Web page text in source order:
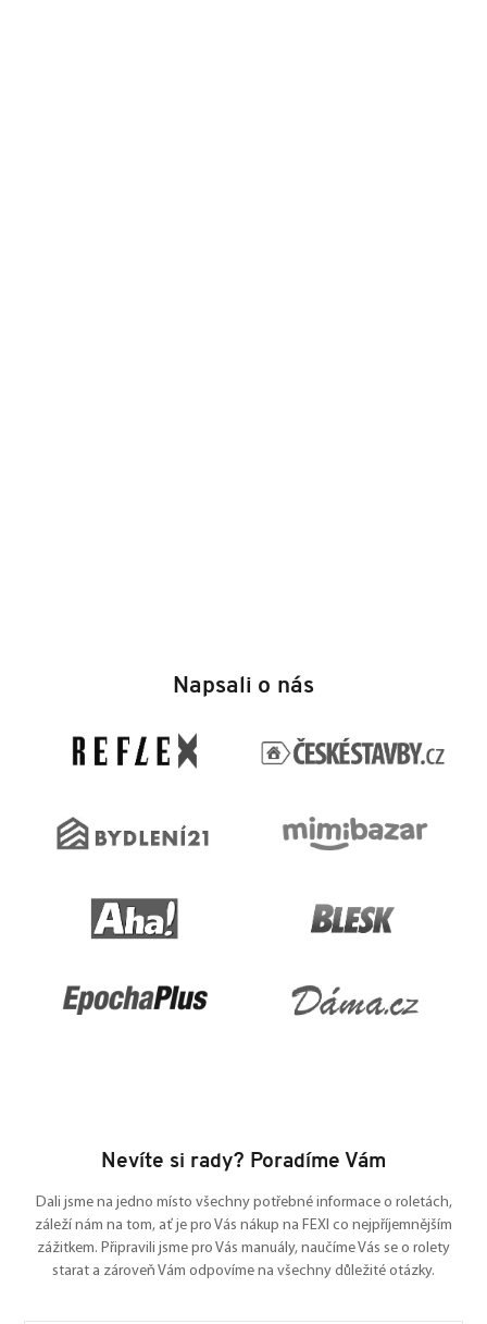
Napsali o nás
Nevíte si rady? Poradíme Vám
Dali jsme na jedno místo všechny potřebné informace o roletách,
záleží nám na tom, ať je pro Vás nákup na FEXI co nejpříjemnějším
zážitkem. Připravili jsme pro Vás manuály, naučíme Vás se o rolety
starat a zároveň Vám odpovíme na všechny důležité otázky.